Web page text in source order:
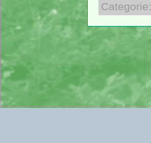
Categorie: